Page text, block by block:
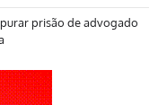
prisão de advogado